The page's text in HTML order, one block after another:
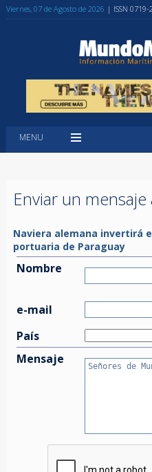
Viernes, 07 de Agosto de 2026 | ISSN 0719-
MENU
Enviar un
Naviera alemana invertirá
portuaria de Paraguay
Nombre
e-mail
País
Mensaje